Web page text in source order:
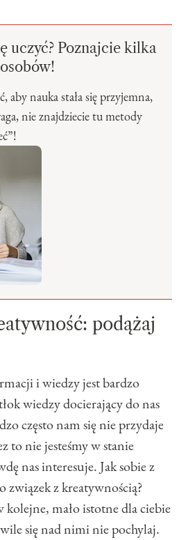
uczyć? Poznajcie kilka
aby nauka stała się przyjemna,
nie znajdziecie tu metody
podążaj
i wiedzy jest bardzo
wiedzy docierający do nas
często nam się nie przydaje
to nie jesteśmy w stanie
nas interesuje. Jak sobie z
z kreatywnością?
kolejne, mało istotne dla ciebie
się nad nimi nie pochylaj.